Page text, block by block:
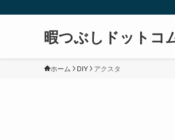
暇つぶしドットコ
ホーム DIY アクスタ